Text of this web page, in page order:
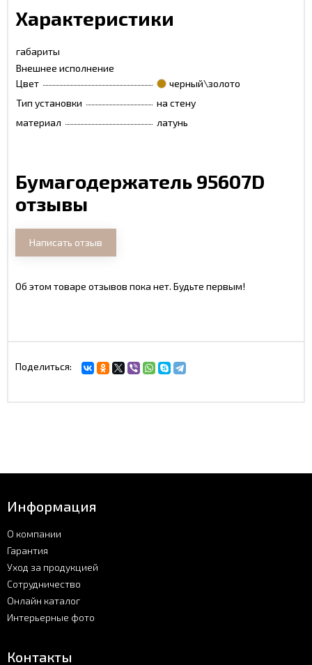
Характеристики
габариты
Внешнее исполнение
Цвет
черный\золото
Тип установки
на стену
материал
латунь
Бумагодержатель 95607D
отзывы
Написать отзыв
Об этом товаре отзывов пока нет. Будьте первым!
Поделиться:
Информация
О компании
Гарантия
Уход за продукцией
Сотрудничество
Онлайн каталог
Интерьерные фото
Контакты